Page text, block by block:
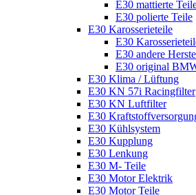
E30 mattierte
E30 polierte Teile
E30 Karosserieteile
E30
E30 andere
E30 original
E30 Klima / Lüftung
E30 KN 57i Racingfilter
E30 KN Luftfilter
E30
E30 Kühlsystem
E30 Kupplung
E30 Lenkung
E30 M- Teile
E30 Motor Elektrik
E30 Motor Teile